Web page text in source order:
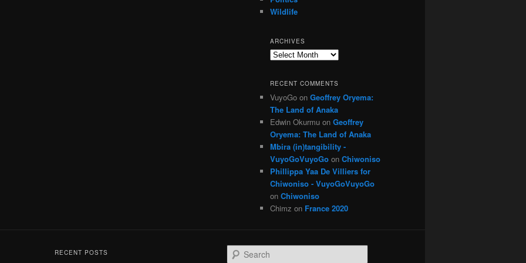
Wildlife
ARCHIVES
Archives
RECENT COMMENTS
VuyoGo on Geoffrey Oryema:
The Land of Anaka
Edwin Okurmu on Geoffrey
Oryema: The Land of Anaka
Mbira (in)tangibility -
VuyoGoVuyoGo on Chiwoniso
Phillippa Yaa De Villiers for
Chiwoniso - VuyoGoVuyoGo
on Chiwoniso
Chimz on France 2020
RECENT POSTS